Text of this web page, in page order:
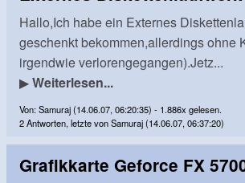
Hallo,Ich habe ein Externes
geschenkt bekommen,allerdings ohne
irgendwie verlorengegangen).Jetz...
▶Weiterlesen...
Von: Samuraj (14.06.07, 06:20:35) - 1.886x gelesen.
2 Antworten, letzte von Samuraj (14.06.07, 06:37:20)
Grafikkarte Geforce FX